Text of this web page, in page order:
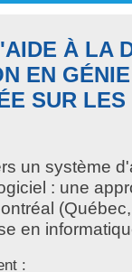
À LA
EN
SUR LES
un système
: une
en
: